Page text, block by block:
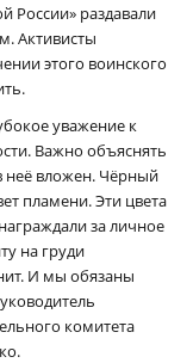
России» раздавали
Активисты
этого воинского
уважение к
Важно объяснять
неё вложен. Чёрный
пламени. Эти цвета
за личное
на груди
И мы обязаны
комитета